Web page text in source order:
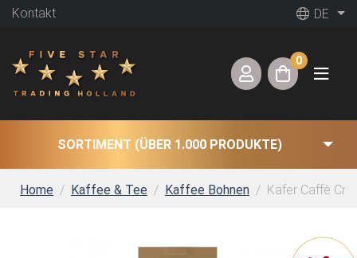
Kontakt DE
0
SORTIMENT (ÜBER 1.000 PRODUKTE)
Home Kaffee & Tee Kaffee Bohnen Käfer Caffè